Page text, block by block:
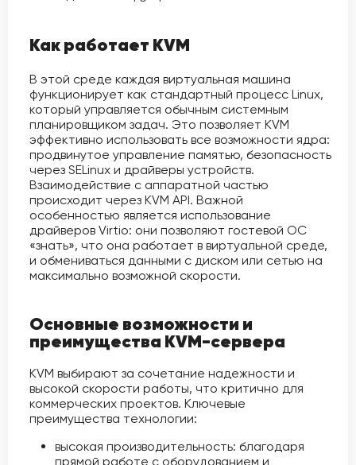
Как работает KVM
В этой среде каждая виртуальная машина
функционирует как стандартный процесс Linux,
который управляется обычным системным
планировщиком задач. Это позволяет KVM
эффективно использовать все возможности ядра:
продвинутое управление памятью, безопасность
через SELinux и драйверы устройств.
Взаимодействие с аппаратной частью
происходит через KVM API. Важной
особенностью является использование
драйверов Virtio: они позволяют гостевой ОС
«знать», что она работает в виртуальной среде,
и обмениваться данными с диском или сетью на
максимально возможной скорости.
Основные возможности и
преимущества KVM-сервера
KVM выбирают за сочетание надежности и
высокой скорости работы, что критично для
коммерческих проектов. Ключевые
преимущества технологии:
высокая производительность: благодаря
прямой работе с оборудованием и